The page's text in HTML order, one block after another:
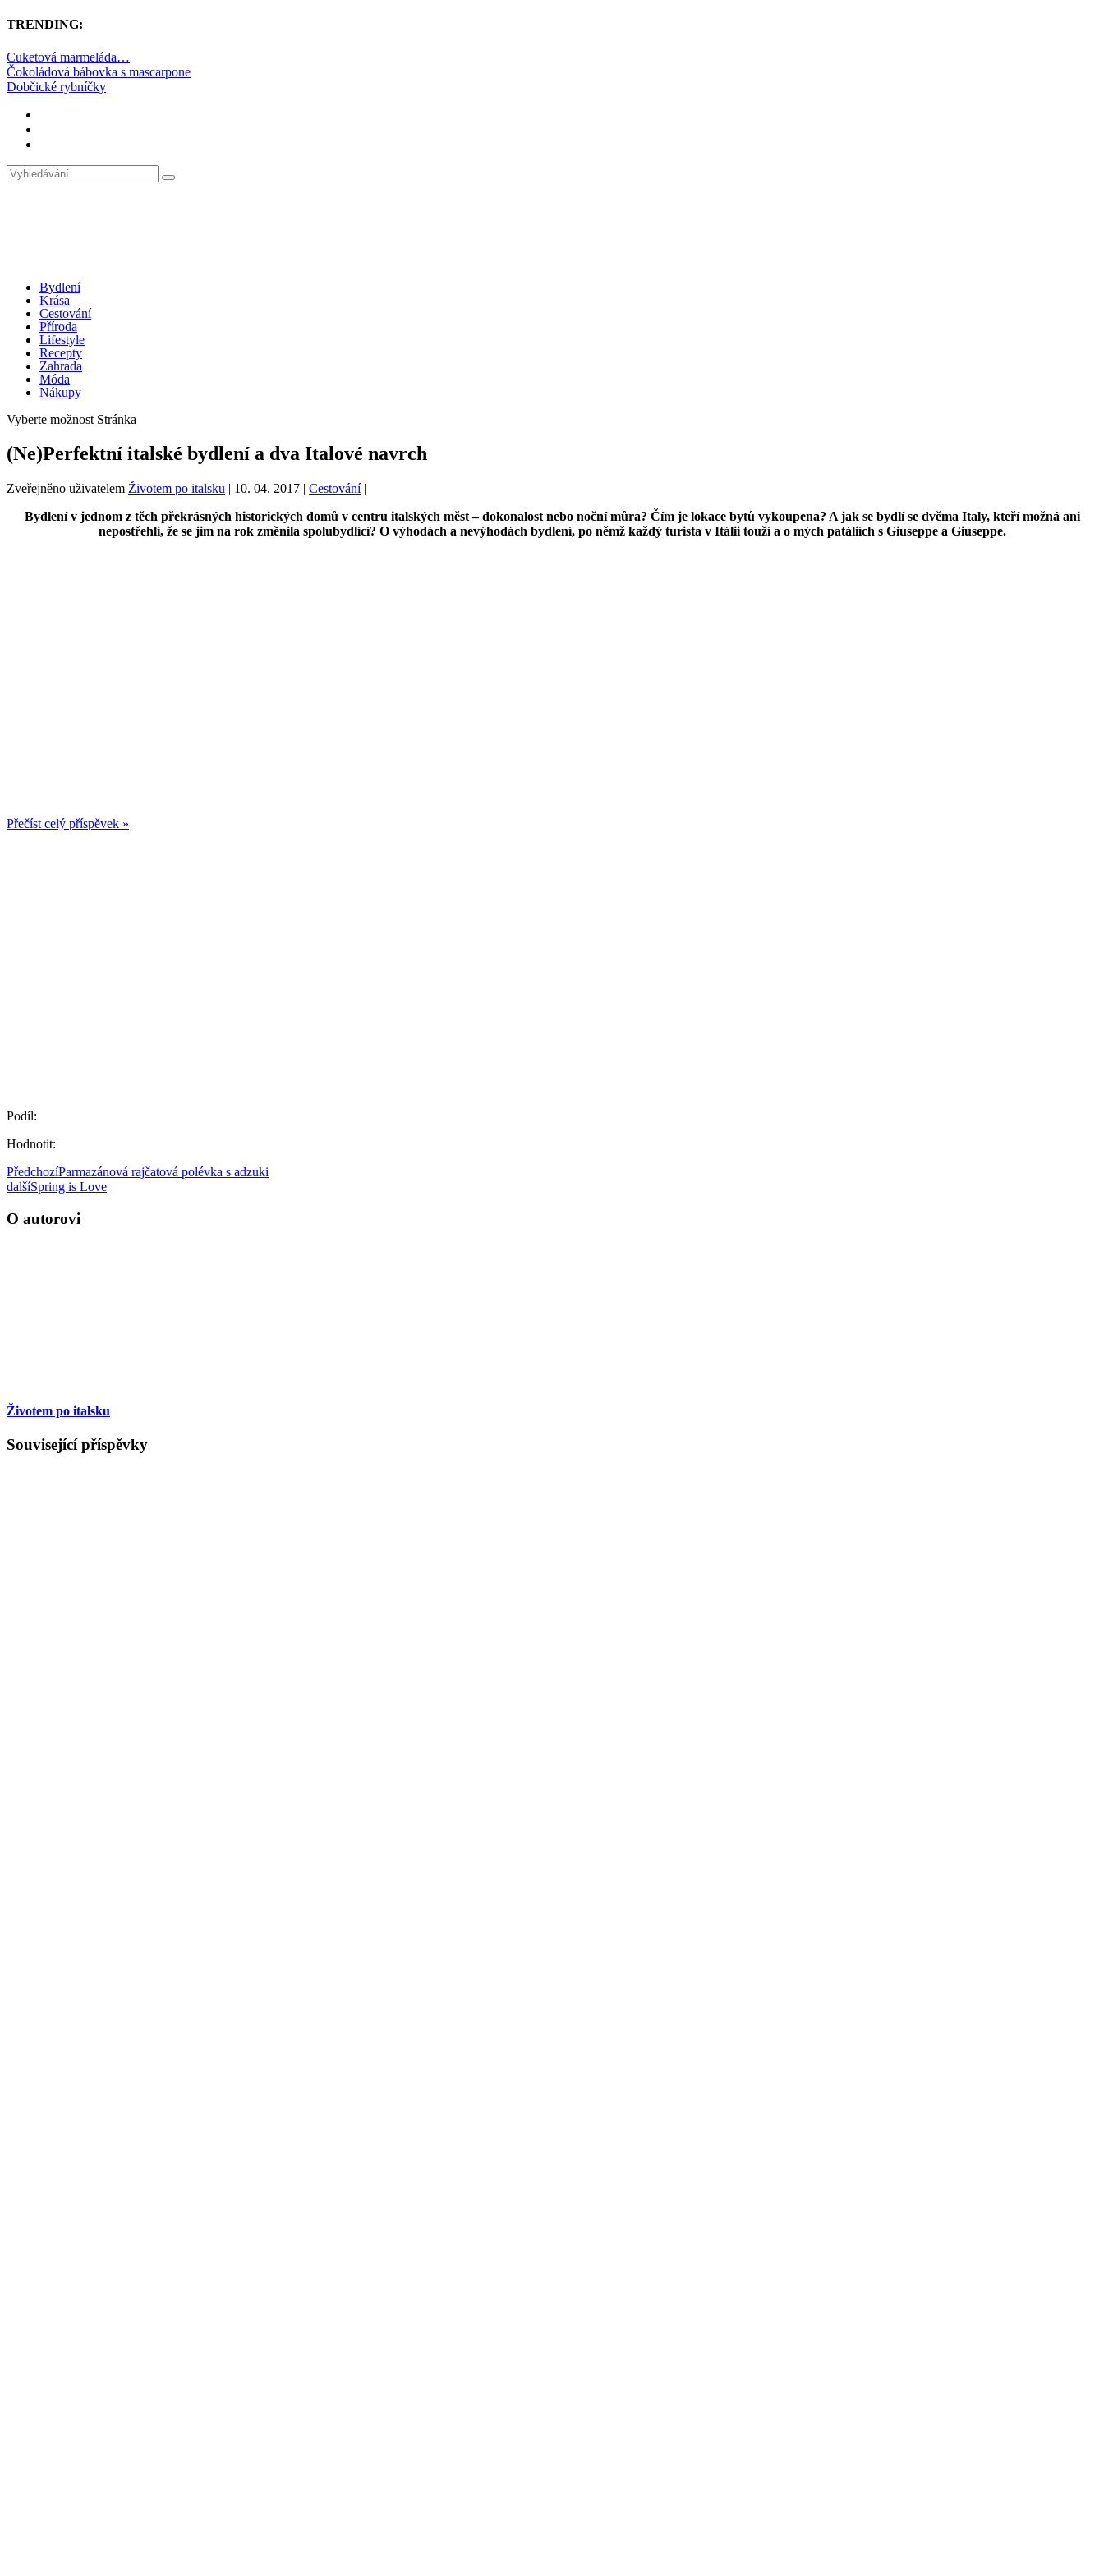
TRENDING:
Cuketová marmeláda…
Čokoládová bábovka s mascarpone
Dobčické rybníčky
Bydlení
Krása
Cestování
Příroda
Lifestyle
Recepty
Zahrada
Móda
Nákupy
Vyberte možnost Stránka
(Ne)Perfektní italské bydlení a dva Italové navrch
Zveřejněno uživatelem Životem po italsku | 10. 04. 2017 | Cestování|
Bydlení v jednom z těch překrásných historických domů v centru italských měst – dokonalost nebo noční můra? Čím je lokace bytů vykoupena? A jak se bydlí se dvěma Italy, kteří možná ani
nepostřehli, že se jim na rok změnila spolubydlící? O výhodách a nevýhodách bydlení, po němž každý turista v Itálii touží a o mých patáliích s Giuseppe a Giuseppe.
Přečíst celý příspěvek »
Podíl:
Hodnotit:
PředchozíParmazánová rajčatová polévka s adzuki
dalšíSpring is Love
O autorovi
Životem po italsku
Související příspěvky